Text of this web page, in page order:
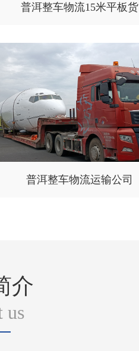
普洱整车物流15米平板货
普洱整车物流运输公司
介
us